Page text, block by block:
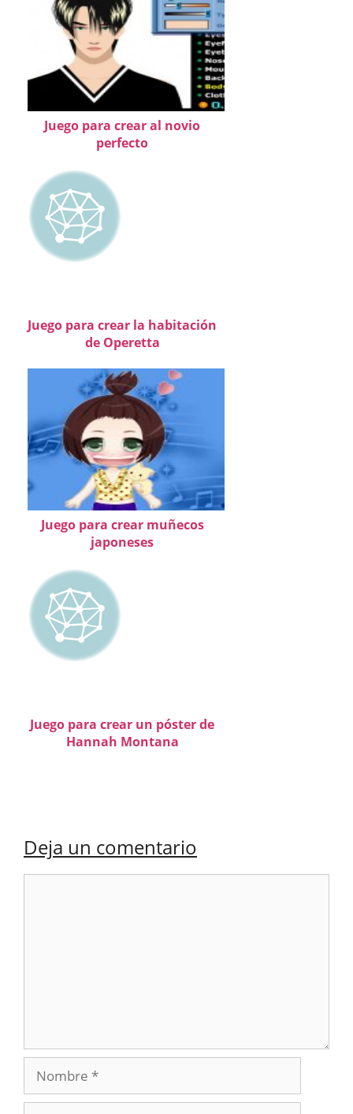
Juego para crear al novio
perfecto
Juego para crear la habitación
de Operetta
Juego para crear muñecos
japoneses
Juego para crear un póster de
Hannah Montana
Deja un comentario
Nombre